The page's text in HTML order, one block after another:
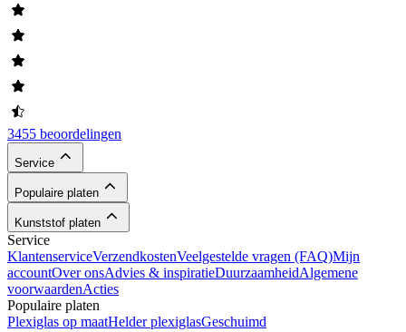
3455 beoordelingen
Service
Populaire platen
Kunststof platen
Service
KlantenserviceVerzendkostenVeelgestelde vragen (FAQ)Mijn
accountOver onsAdvies & inspiratieDuurzaamheidAlgemene
voorwaardenActies
Populaire platen
Plexiglas op maatHelder plexiglasGeschuimd